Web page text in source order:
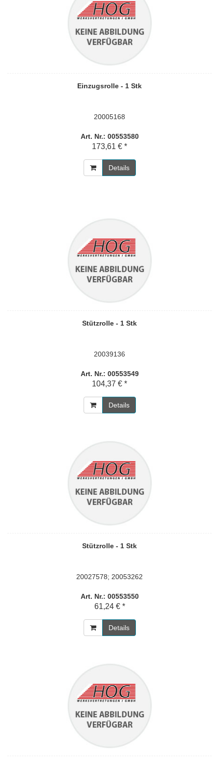
Einzugsrolle - 1 Stk
20005168
Art. Nr.: 00553580
173,61 € *
Details
Stützrolle - 1 Stk
20039136
Art. Nr.: 00553549
104,37 € *
Details
Stützrolle - 1 Stk
20027578; 20053262
Art. Nr.: 00553550
61,24 € *
Details